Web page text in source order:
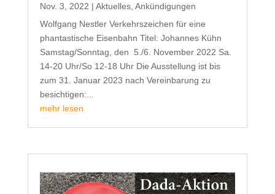
Nov. 3, 2022 | Aktuelles, Ankündigungen
Wolfgang Nestler Verkehrszeichen für eine
phantastische Eisenbahn Titel: Johannes Kühn
Samstag/Sonntag, den 5./6. November 2022 Sa.
14-20 Uhr/So 12-18 Uhr Die Ausstellung ist bis
zum 31. Januar 2023 nach Vereinbarung zu
besichtigen:...
mehr lesen